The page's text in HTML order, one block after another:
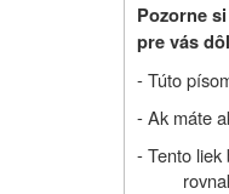
Pozorne
pre vás
- Túto
- Ak máte
- Tento liek